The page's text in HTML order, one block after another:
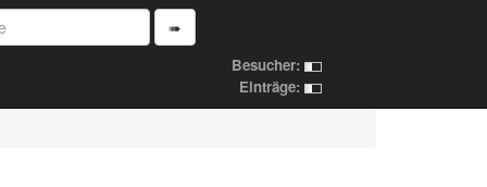
➠
Besucher:
Einträge: